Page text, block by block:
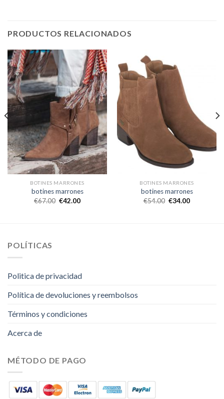
PRODUCTOS RELACIONADOS
BOTINES MARRONES
botines marrones
€67.00 €42.00
BOTINES MARRONES
botines marrones
€54.00 €34.00
POLÍTICAS
Politica de privacidad
Política de devoluciones y reembolsos
Términos y condiciones
Acerca de
MÉTODO DE PAGO